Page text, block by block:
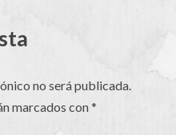
no será publicada.
marcados con*